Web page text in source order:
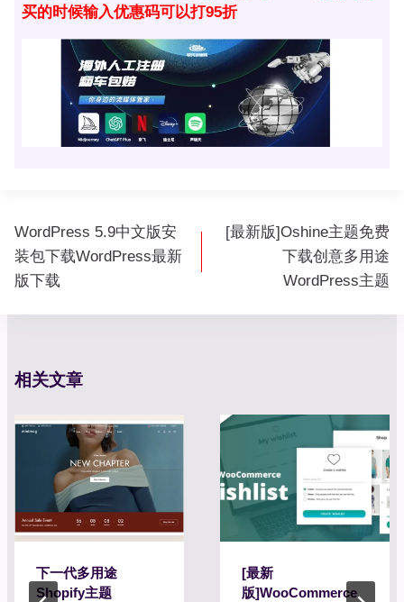
买的时候输入优惠码可以打95折
文
章
导
WordPress 5.9中文版安
装包下载WordPress最新
版下载
[最新版]Oshine主题免费
下载创意多用途
WordPress主题
相关文章
下一代多用途
Shopify主题
[最新
版]WooCommerce